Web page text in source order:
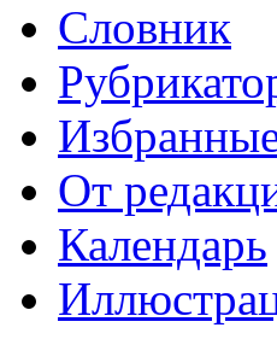
Словник
От
Календарь